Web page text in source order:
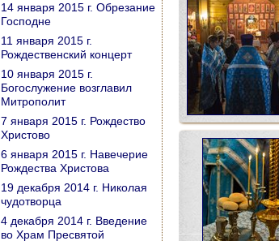
14 января 2015 г. Обрезание
Господне
11 января 2015 г.
Рождественский концерт
10 января 2015 г.
Богослужение возглавил
Митрополит
7 января 2015 г. Рождество
Христово
6 января 2015 г. Навечерие
Рождества Христова
19 декабря 2014 г. Николая
чудотворца
4 декабря 2014 г. Введение
во Храм Пресвятой